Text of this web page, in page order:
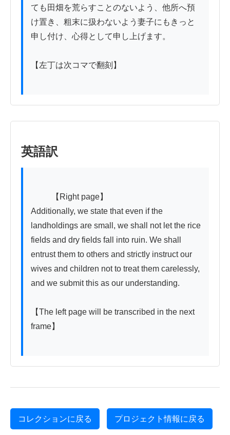
ても田畑を荒らすことのないよう、他所へ預
け置き、粗末に扱わないよう妻子にもきっと
申し付け、心得として申し上げます。
【左丁は次コマで翻刻】
英語訳
Additionally, we state that even if the
landholdings are small, we shall not let the rice
fields and dry fields fall into ruin. We shall
entrust them to others and strictly instruct our
wives and children not to treat them carelessly,
and we submit this as our understanding.
【The left page will be transcribed in the next
frame】
コレクションに戻る プロジェクト情報に戻る